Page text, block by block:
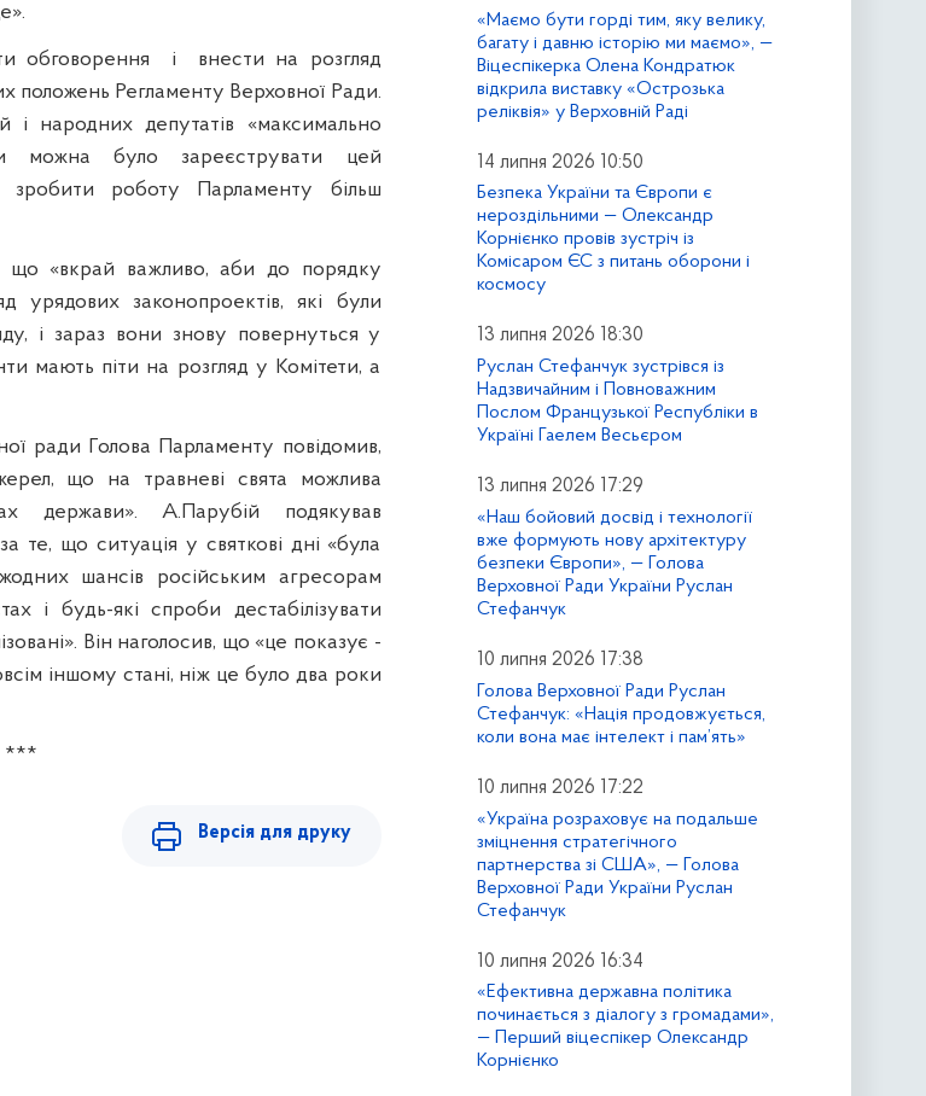
обговорення і
внести на розгляд
положень Регламенту Верховної Ради.
і народних депутатів «максимально
можна було зареєструвати цей
зробити роботу Парламенту більш
що «вкрай важливо, аби до порядку
законопроектів, які були
і зараз вони знову повернуться у
мають піти на розгляд у Комітети, а
ради Голова Парламенту повідомив,
що на травневі свята можлива
держави». А.Парубій подякував
те, що ситуація у святкові дні «була
шансів російським агресорам
і будь-які спроби дестабілізувати
Він наголосив, що «це показує -
іншому стані, ніж це було два роки
***
Версія для друку
«Маємо бути горді тим, яку велику,
багату і давню історію ми маємо», —
Віцеспікерка Олена Кондратюк
відкрила виставку «Острозька
реліквія» у Верховній Раді
14 липня 2026 10:50
Безпека України та Європи є
нероздільними — Олександр
Корнієнко провів зустріч із
Комісаром ЄС з питань оборони і
космосу
13 липня 2026 18:30
Руслан Стефанчук зустрівся із
Надзвичайним і Повноважним
Послом Французької Республіки в
Україні Гаелем Весьєром
13 липня 2026 17:29
«Наш бойовий досвід і технології
вже формують нову архітектуру
безпеки Європи», — Голова
Верховної Ради України Руслан
Стефанчук
10 липня 2026 17:38
Голова Верховної Ради Руслан
Стефанчук: «Нація продовжується,
коли вона має інтелект і пам’ять»
10 липня 2026 17:22
«Україна розраховує на подальше
зміцнення стратегічного
партнерства зі США», — Голова
Верховної Ради України Руслан
Стефанчук
10 липня 2026 16:34
«Ефективна державна політика
починається з діалогу з громадами»,
— Перший віцеспікер Олександр
Корнієнко